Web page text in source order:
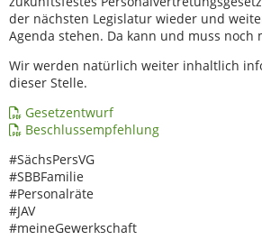
der nächsten Legislatur wieder und
Agenda stehen. Da kann und muss noch
Wir werden natürlich weiter inhaltlich
dieser Stelle.
Gesetzentwurf
Beschlussempfehlung
#SächsPersVG
#SBBFamilie
#Personalräte
#JAV
#meineGewerkschaft